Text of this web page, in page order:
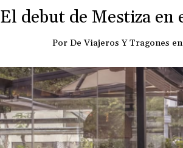
El debut de Mestiza en
Por De Viajeros Y Tragones en